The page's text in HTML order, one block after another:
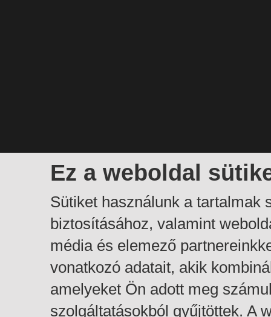
Ez a weboldal
Sütiket használunk a tartalmak
biztosításához, valamint
média és elemező
vonatkozó adatait, akik
amelyeket Ön adott meg
szolgáltatásokból gyűjtöttek. A